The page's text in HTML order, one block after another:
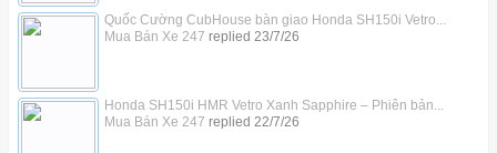
Quốc Cường CubHouse bàn giao Honda SH150i Vetro...
Mua Bán Xe 247 replied 23/7/26
Honda SH150i HMR Vetro Xanh Sapphire – Phiên bản...
Mua Bán Xe 247 replied 22/7/26